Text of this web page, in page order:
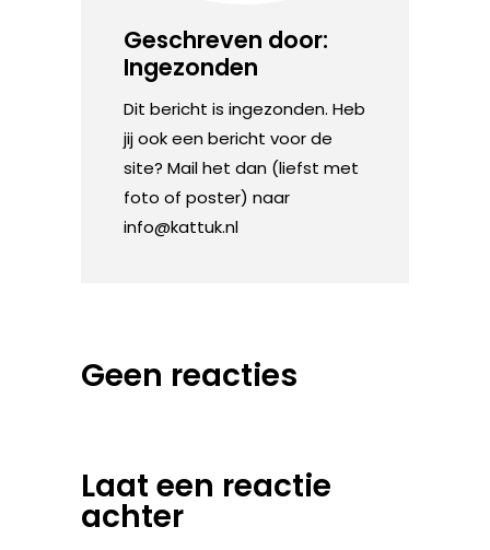
Geschreven door:
Ingezonden
Dit bericht is ingezonden. Heb
jij ook een bericht voor de
site? Mail het dan (liefst met
foto of poster) naar
info@kattuk.nl
Geen reacties
Laat een reactie
achter